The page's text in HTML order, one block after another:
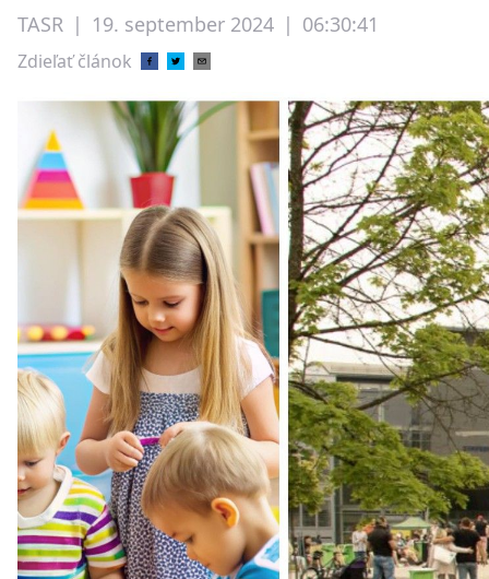
TASR | 19. september 2024 | 06:30:41
Zdieľať článok